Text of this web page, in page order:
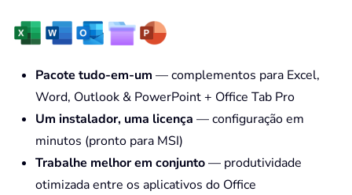
Pacote tudo-em-um — complementos para Excel,
Word, Outlook & PowerPoint + Office Tab Pro
Um instalador, uma licença — configuração em
minutos (pronto para MSI)
Trabalhe melhor em conjunto— produtividade
otimizada entre os aplicativos do Office